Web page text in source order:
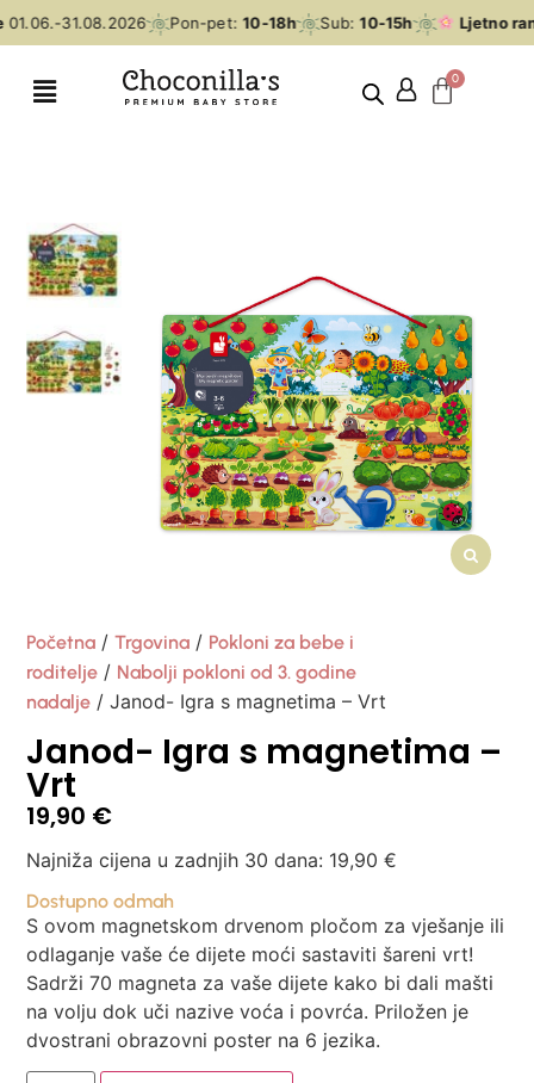
31.08.2026 Pon-pet:10-18h Sub:10-15h Ljetno
Početna /Trgovina / Pokloni za bebe i
roditelje / Nabolji pokloni od 3. godine
nadalje / Janod- Igra s magnetima – Vrt
Janod- Igra s magnetima –
Vrt
19,90 €
Najniža cijena u zadnjih 30 dana: 19,90€
Dostupno odmah
S ovom magnetskom drvenom pločom za vješanje ili
odlaganje vaše će dijete moći sastaviti šareni vrt!
Sadrži 70 magneta za vaše dijete kako bi dali mašti
na volju dok uči nazive voća i povrća. Priložen je
dvostrani obrazovni poster na 6 jezika.